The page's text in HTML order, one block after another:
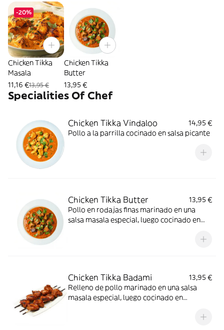
-20%
Chicken Tikka
Masala
11,16 €13,95 €
Chicken Tikka
Butter
13,95 €
Specialities Of Chef
Chicken Tikka Vindaloo
14,95 €
Pollo a la parrilla cocinado en salsa picante
Chicken Tikka Butter
13,95 €
Pollo en rodajas finas marinado en una
salsa masala especial, luego cocinado en
Chicken Tikka Badami
13,95 €
Relleno de pollo marinado en una salsa
masala especial, luego cocinado en